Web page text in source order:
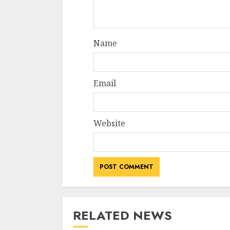
Name
Email
Website
RELATED NEWS